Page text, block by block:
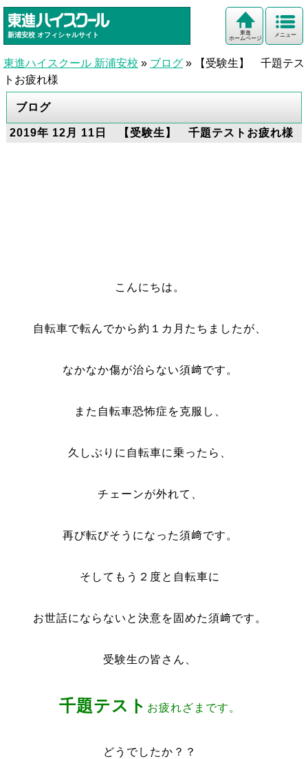
新浦安校 オフィシャルサイト メニュー
東進
ホームページ
東進ハイスクール 新浦安校 » ブログ »
【受験生】 千題テス
トお疲れ様
ブログ
2019年 12月 11日 【受験生】 千題テストお疲れ様
こんにちは。
自転車で転んでから約１カ月たちましたが、
なかなか傷が治らない須﨑です。
また自転車恐怖症を克服し、
久しぶりに自転車に乗ったら、
チェーンが外れて、
再び転びそうになった須﨑です。
そしてもう２度と自転車に
お世話にならないと決意を固めた須﨑です。
受験生の皆さん、
千題テスト お疲れざまです。
どうでしたか？？